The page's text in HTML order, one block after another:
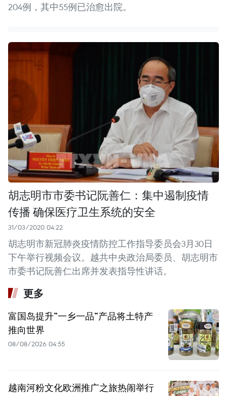
204例，其中55例已治愈出院。
胡志明市市委书记阮善仁：集中遏制疫情
传播 确保医疗卫生系统的安全
31/03/2020 04:22
胡志明市新冠肺炎疫情防控工作指导委员会3月30日
下午举行视频会议。越共中央政治局委员、胡志明市
市委书记阮善仁出席并发表指导性讲话。
更多
富国岛提升”一乡一品”产品将土特产
推向世界
08/08/2026 04:55
越南河粉文化欧洲推广之旅热闹举行